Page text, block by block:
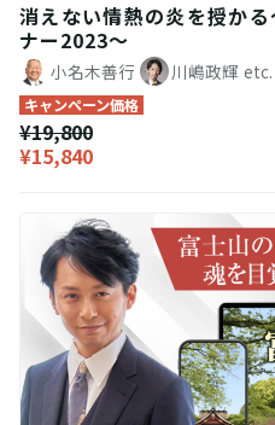
消えない情熱の炎を授か
ナー2023～
小名木善行 川嶋政輝 etc.
キャンペーン価格
¥19,800
¥15,840